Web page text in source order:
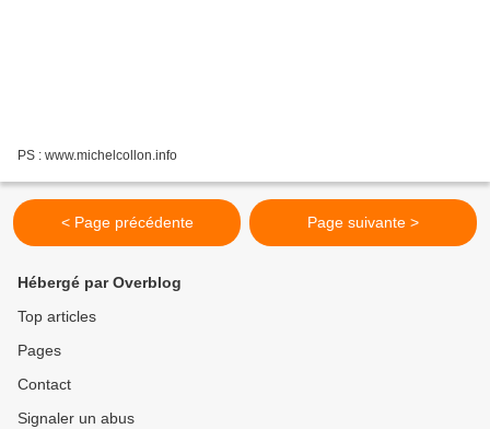
PS : www.michelcollon.info
< Page précédente Page suivante >
Hébergé par Overblog
Top articles
Pages
Contact
Signaler un abus